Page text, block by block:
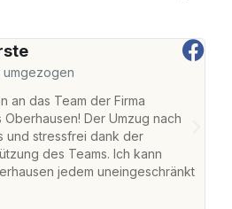
umgezogen
an das Team der Firma
Oberhausen! Der Umzug nach
und stressfrei dank der
des Teams. Ich kann
jedem uneingeschränkt